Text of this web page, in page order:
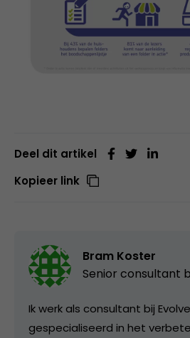
Deel dit artikel
Kopieer link
Bram Koster
Senior consultant
Ik werk als consultant bij
gespecialiseerd in het